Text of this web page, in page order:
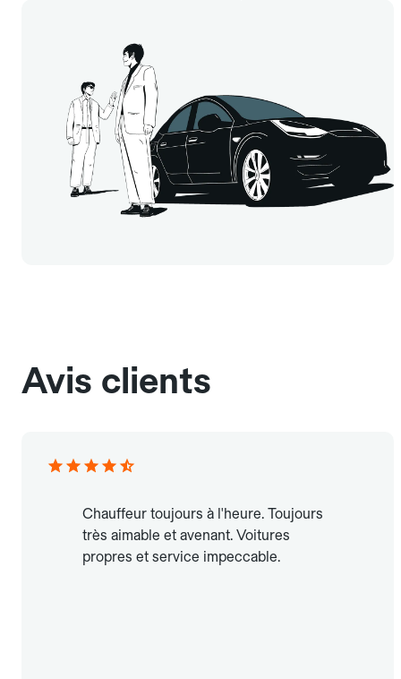
Avis clients
Chauffeur toujours à l'heure. Toujours
très aimable et avenant. Voitures
propres et service impeccable.